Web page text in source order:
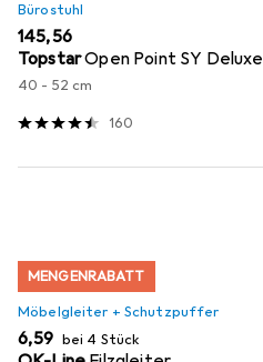
Bürostuhl
EUR
145,56
TopstarOpen Point SY Deluxe
40 - 52 cm
160
MENGENRABATT
Möbelgleiter + Schutzpuffer
EUR
6,59 bei 4 Stück